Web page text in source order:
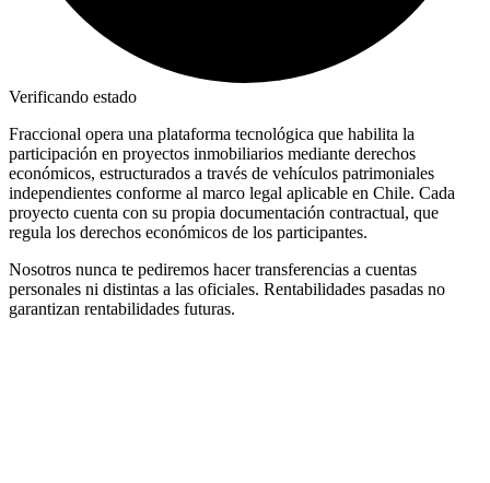
Verificando estado
Fraccional opera una plataforma tecnológica que habilita la
participación en proyectos inmobiliarios mediante derechos
económicos, estructurados a través de vehículos patrimoniales
independientes conforme al marco legal aplicable en Chile. Cada
proyecto cuenta con su propia documentación contractual, que
regula los derechos económicos de los participantes.
Nosotros nunca te pediremos hacer transferencias a cuentas
personales ni distintas a las oficiales. Rentabilidades pasadas no
garantizan rentabilidades futuras.